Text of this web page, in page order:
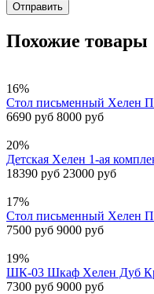
Отправить
Похожие товары
16%
Стол письменный Хелен
6690 руб 8000 руб
20%
Детская Хелен 1-ая
18390 руб 23000 руб
17%
Стол письменный Хелен
7500 руб 9000 руб
19%
ШК-03 Шкаф Хелен Дуб
7300 руб 9000 руб